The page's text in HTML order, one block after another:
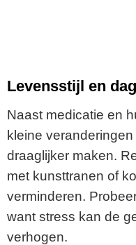
Levensstijl en
Naast medicatie en
kleine
draaglijker maken.
met kunsttranen of
verminderen.
want stress kan de
verhogen.